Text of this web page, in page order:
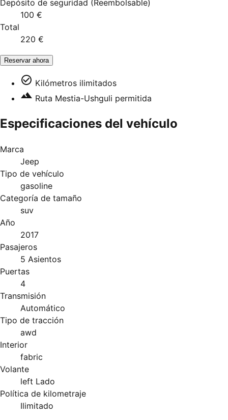
Depósito de seguridad ( Reembolsable)
100 €
Total
220 €
Reservar ahora
Kilómetros ilimitados
Ruta Mestia-Ushguli permitida
Especificaciones del vehículo
Marca
Jeep
Tipo de vehículo
gasoline
Categoría de tamaño
suv
Año
2017
Pasajeros
5 Asientos
Puertas
4
Transmisión
Automático
Tipo de tracción
awd
Interior
fabric
Volante
left Lado
Política de kilometraje
Ilimitado